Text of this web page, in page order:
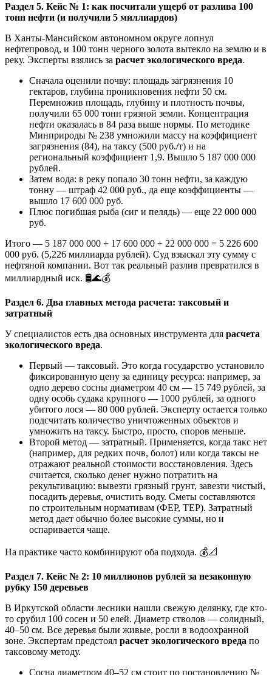
Раздел 5. Кейс № 1: как посчитали ущерб от разлива 100
тонн нефти (и получили 5 миллиардов)
В Ханты-Мансийском автономном округе лопнул
нефтепровод, и 100 тонн черного золота вытекло на землю и в
реку. Эксперты взялись за расчет экологического вреда.
Сначала оценили почву: площадь загрязнения 10
гектаров, глубина проникновения нефти 50 см.
Перемножив площадь, глубину и плотность почвы,
получили 65 000 тонн грязной земли. Концентрация
нефти оказалась в 84 раза выше нормы. По методике
Минприроды № 238 умножили массу на коэффициент
загрязнения (84), на таксу (500 руб./т) и на
региональный коэффициент 1,9. Вышло 5 187 000 000
рублей.
Затем вода: в реку попало 30 тонн нефти, за каждую
тонну — штраф 42 000 руб., да еще коэффициенты —
вышло 17 600 000 руб.
Плюс погибшая рыба (сиг и пелядь) — еще 22 000 000
руб.
Итого — 5 187 000 000 + 17 600 000 + 22 000 000 = 5 226 600
000 руб. (5,226 миллиарда рублей). Суд взыскал эту сумму с
нефтяной компании. Вот так реальный разлив превратился в
миллиардный иск. 🛢️🌊💰
Раздел 6. Два главных метода расчета: таксовый и
затратный
У специалистов есть два основных инструмента для расчета
экологического вреда.
Первый — таксовый. Это когда государство установило
фиксированную цену за единицу ресурса: например, за
одно дерево сосны диаметром 40 см — 15 749 рублей, за
одну особь судака крупного — 1000 рублей, за одного
убитого лося — 80 000 рублей. Эксперту остается только
подсчитать количество уничтоженных объектов и
умножить на таксу. Быстро, просто, споров меньше.
Второй метод — затратный. Применяется, когда такс нет
(например, для редких почв, болот) или когда таксы не
отражают реальной стоимости восстановления. Здесь
считается, сколько денег нужно потратить на
рекультивацию: вывезти грязный грунт, завезти чистый,
посадить деревья, очистить воду. Сметы составляются
по строительным нормативам (ФЕР, ТЕР). Затратный
метод дает обычно более высокие суммы, но и
оспаривается чаще.
На практике часто комбинируют оба подхода. 💰📐
Раздел 7. Кейс № 2: 10 миллионов рублей за незаконную
рубку 150 деревьев
В Иркутской области лесники нашли свежую делянку, где кто-
то срубил 100 сосен и 50 елей. Диаметр стволов — солидный,
40–50 см. Все деревья были живые, росли в водоохранной
зоне. Экспертам предстоял расчет экологического вреда по
таксовому методу.
Сосна диаметром 40–52 см стоит по постановлению №